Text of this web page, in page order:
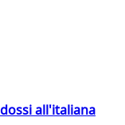
all'italiana